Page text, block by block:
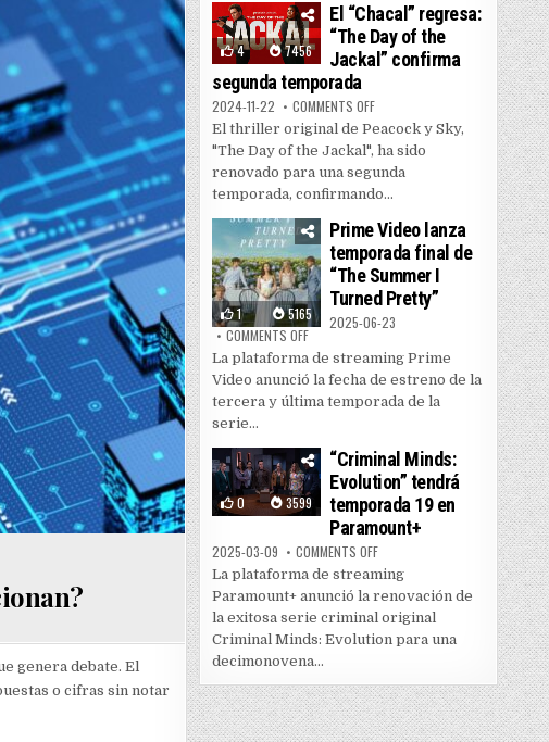
genera debate. El
o cifras sin notar
4 7456
El “Chacal” regresa:
“The Day of the
Jackal” confirma
segunda temporada
2024-11-22 COMMENTS OFFON EL “CHACAL” REGRESA:
El thriller original de Peacock y Sky,
"The Day of the Jackal", ha sido
renovado para una segunda
temporada, confirmando...
1 5165
Prime Video lanza
temporada final de
“The Summer I
Turned Pretty”
2025-06-23
COMMENTS OFFON PRIME VIDEO LANZA TEMPORADA FINAL
La plataforma de streaming Prime
Video anunció la fecha de estreno de la
tercera y última temporada de la
serie...
0 3599
“Criminal Minds:
Evolution” tendrá
temporada 19 en
Paramount+
2025-03-09 COMMENTS OFFON “CRIMINAL MINDS:
La plataforma de streaming
Paramount+ anunció la renovación de
la exitosa serie criminal original
Criminal Minds: Evolution para una
decimonovena...